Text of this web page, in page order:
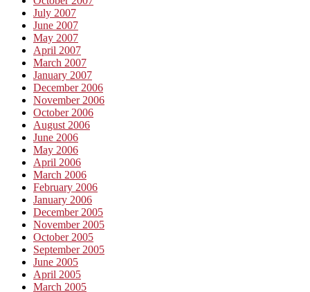
July 2007
June 2007
May 2007
April 2007
March 2007
January 2007
December 2006
November 2006
October 2006
August 2006
June 2006
May 2006
April 2006
March 2006
February 2006
January 2006
December 2005
November 2005
October 2005
September 2005
June 2005
April 2005
March 2005